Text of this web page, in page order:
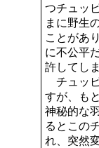
つチュッ
まに野生
ことがあ
に不公平
許してし
チュッ
すが、も
神秘的な
るとこの
れ、突然